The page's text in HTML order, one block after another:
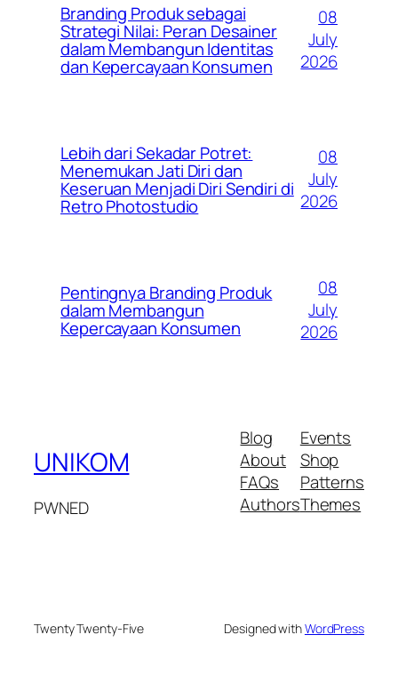
Branding Produk sebagai
Strategi Nilai: Peran Desainer
dalam Membangun Identitas
dan Kepercayaan Konsumen
08
July
2026
Lebih dari Sekadar Potret:
Menemukan Jati Diri dan
Keseruan Menjadi Diri Sendiri di
Retro Photostudio
08
July
2026
Pentingnya Branding Produk
dalam Membangun
Kepercayaan Konsumen
08
July
2026
UNIKOM
PWNED
Blog
About
FAQs
Authors
Events
Shop
Patterns
Themes
Twenty Twenty-Five Designed withWordPress